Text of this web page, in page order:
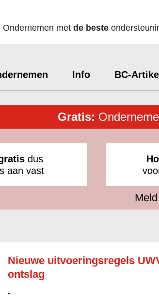
Ondernemen met de beste
Info BC-
Gratis:
dus
aan vast
Nieuwe uitvoeringsregels
ontslag
-